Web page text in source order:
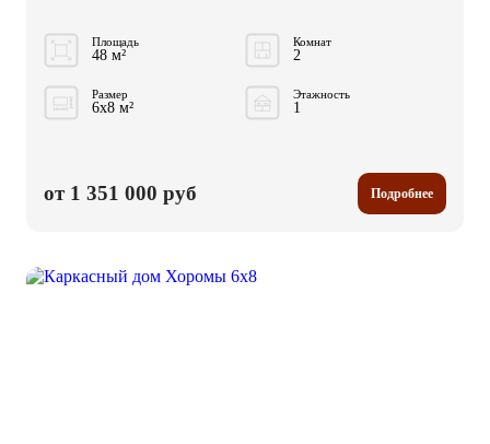
Площадь
48 м²
Комнат
2
Размер
6x8 м²
Этажность
1
от 1 351 000 руб Подробнее